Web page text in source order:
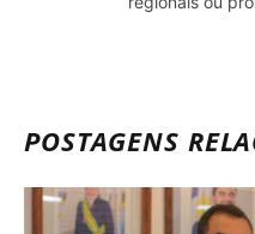
POSTAGENS